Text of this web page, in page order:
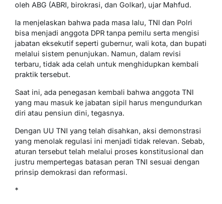
oleh ABG (ABRI, birokrasi, dan Golkar), ujar Mahfud.
Ia menjelaskan bahwa pada masa lalu, TNI dan Polri
bisa menjadi anggota DPR tanpa pemilu serta mengisi
jabatan eksekutif seperti gubernur, wali kota, dan bupati
melalui sistem penunjukan. Namun, dalam revisi
terbaru, tidak ada celah untuk menghidupkan kembali
praktik tersebut.
Saat ini, ada penegasan kembali bahwa anggota TNI
yang mau masuk ke jabatan sipil harus mengundurkan
diri atau pensiun dini, tegasnya.
Dengan UU TNI yang telah disahkan, aksi demonstrasi
yang menolak regulasi ini menjadi tidak relevan. Sebab,
aturan tersebut telah melalui proses konstitusional dan
justru mempertegas batasan peran TNI sesuai dengan
prinsip demokrasi dan reformasi.
*